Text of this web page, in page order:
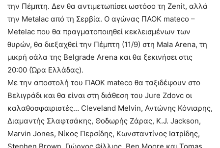
την Πέμπτη. Δεν θα αντιμετωπίσει ωστόσο τη Zenit, αλλά
την Metalac από τη Σερβία. Ο αγώνας ΠΑΟΚ mateco –
Metelac που θα πραγματοποιηθεί κεκλεισμένων των
θυρών, θα διεξαχθεί την Πέμπτη (11/9) στη Mala Arena, τη
μικρή σάλα της Belgrade Arena και θα ξεκινήσει στις
20:00 (Ώρα Ελλάδας).
Με την αποστολή του ΠΑΟΚ mateco θα ταξιδέψουν στο
Βελιγράδι και θα είναι στη διάθεση του Jure Zdovc οι
καλαθοσφαιριστές… Cleveland Melvin, Αντώνης Κόνιαρης,
Διαμαντής Σλαφτσάκης, Θοδωρής Ζάρας, K.J. Jackson,
Marvin Jones, Νίκος Περσίδης, Κωνσταντίνος Ιατρίδης,